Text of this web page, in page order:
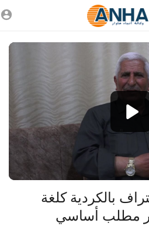
360p
240p
بالكردية كلغة
مطلب أساسي